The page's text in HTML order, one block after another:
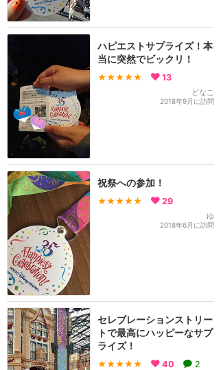
ハピエストサプライズ！本
当に突然でビックリ！
★★★★★ 13
どなこ
2018年9月に訪問
祝祭への参加！
★★★★★ 29
ゆ
2018年6月に訪問
セレブレーションストリー
トで最高にハッピーなサプ
ライズ！
★★★★★ 40 2